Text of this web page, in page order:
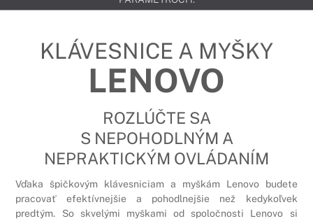
KLÁVESNICE A MYŠKY
LENOVO
ROZLÚČTE SA
S NEPOHODLNÝM A
NEPRAKTICKÝM OVLÁDANÍM
Vďaka špičkovým klávesniciam a myškám Lenovo budete
pracovať efektívnejšie a pohodlnejšie než kedykoľvek
predtým. So skvelými myškami od spoločnosti Lenovo si